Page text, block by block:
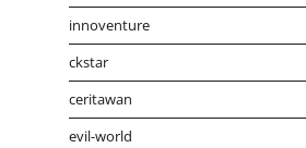
innoventure
ckstar
ceritawan
evil-world